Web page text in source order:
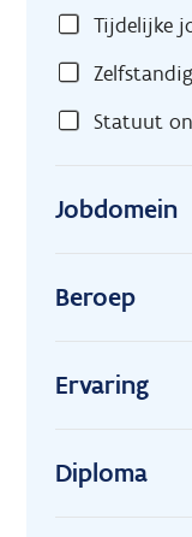
Tijdelijke
Statuut
Jobdomein
Beroep
Ervaring
Diploma